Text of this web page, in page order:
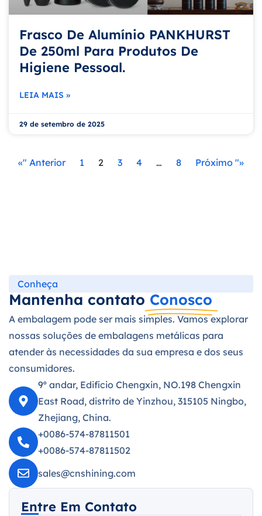
Frasco De Alumínio PANKHURST
De 250ml Para Produtos De
Higiene Pessoal.
LEIA MAIS »
29 de setembro de 2025
«" Anterior 1 2 3 4 … 8 Próximo "»
Conheça
Mantenha contato Conosco
A embalagem pode ser mais simples. Vamos explorar
nossas soluções de embalagens metálicas para
atender às necessidades da sua empresa e dos seus
consumidores.
9º andar, Edifício Chengxin, NO.198 Chengxin
East Road, distrito de Yinzhou, 315105 Ningbo,
Zhejiang, China.
+0086-574-87811501
+0086-574-87811502
sales@cnshining.com
Entre Em Contato